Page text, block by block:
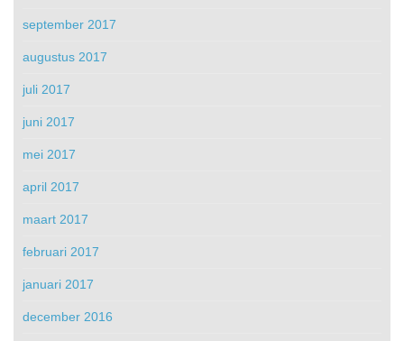
september 2017
augustus 2017
juli 2017
juni 2017
mei 2017
april 2017
maart 2017
februari 2017
januari 2017
december 2016